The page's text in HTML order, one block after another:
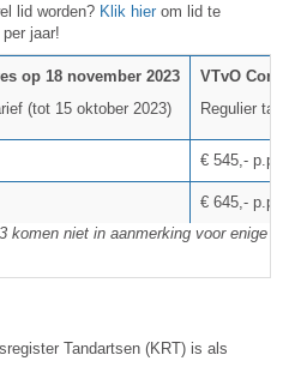
lid worden? Klik hier om lid te
jaar!
op 18 november 2023
(tot 15 oktober 2023)
VTvO
Regulier
€ 545,- p.p.
€ 645,- p.p.
komen niet in aanmerking voor enige
Tandartsen (KRT) is als